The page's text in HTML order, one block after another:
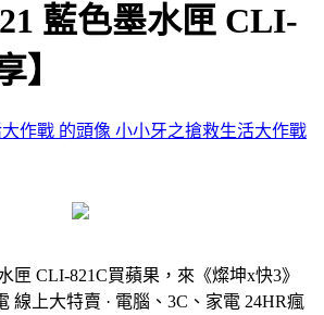
藍色墨水匣 CLI-
】
小小牙之搶救生活大作戰
匣 CLI-821C買蘋果，來《燦坤x快3》
線上大特賣 · 電腦、3C、家電 24HR瘋